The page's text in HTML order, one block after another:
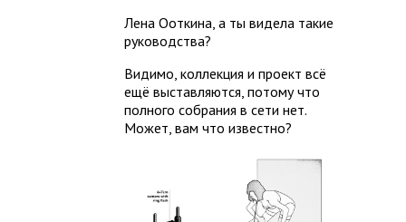
Лена Ооткина, а ты видела такие
руководства?
Видимо, коллекция и проект всё
ещё выставляются, потому что
полного собрания в сети нет.
Может, вам что известно?